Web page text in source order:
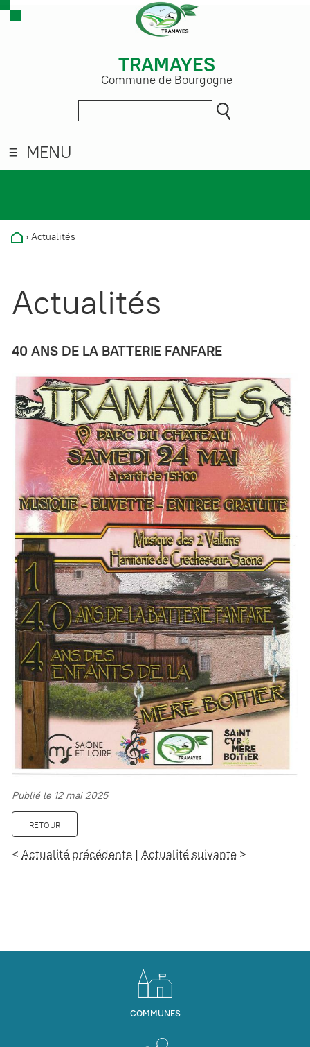
TRAMAYES
Commune de Bourgogne
MENU
› Actualités
Actualités
40 ANS DE LA BATTERIE FANFARE
Publié le 12 mai 2025
RETOUR
< Actualité précédente | Actualité suivante >
COMMUNES